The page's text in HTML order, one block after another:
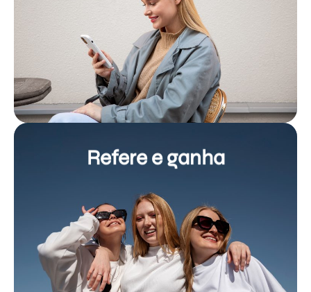
Investe desde 1€
Acede a produtos pensados para todos os perfis
e começa já a planear o teu futuro financeiro.
Refere e ganha
Refere e ganha
Descobre como tu e os teus amigos podem
ganhar até 250 € cada um ao partilharem a app.